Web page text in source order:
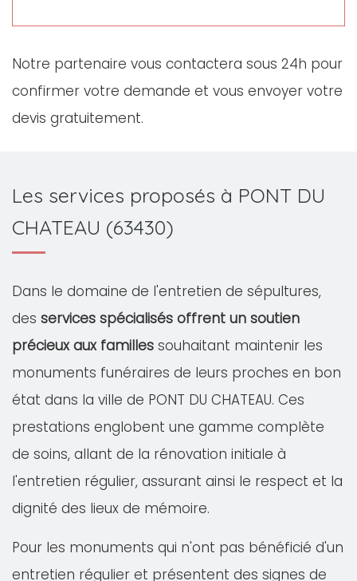
Notre partenaire vous contactera sous 24h pour
confirmer votre demande et vous envoyer votre
devis gratuitement.
Les services proposés à PONT DU
CHATEAU (63430)
Dans le domaine de l'entretien de sépultures,
des services spécialisés offrent un soutien
précieux aux familles souhaitant maintenir les
monuments funéraires de leurs proches en bon
état dans la ville de PONT DU CHATEAU. Ces
prestations englobent une gamme complète
de soins, allant de la rénovation initiale à
l'entretien régulier, assurant ainsi le respect et la
dignité des lieux de mémoire.
Pour les monuments qui n'ont pas bénéficié d'un
entretien régulier et présentent des signes de